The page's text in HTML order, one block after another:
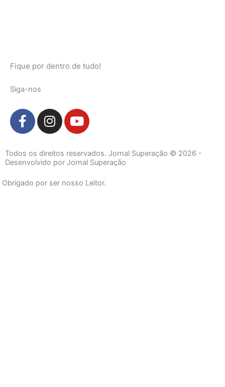
Fique por dentro de tudo!
Siga-nos
F
a
e
b
o
o
I
n
t
a
r
Y
o
t
u
e
Todos os direitos reservados. Jornal Superação © 2026 -
Desenvolvido por Jornal Superação
Obrigado por ser nosso Leitor.